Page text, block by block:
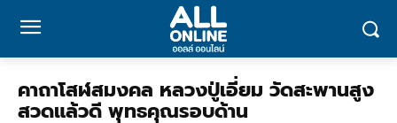
คาถาโสฬสมงคล หลวงปู่เอี่ยม วัดสะพานสูง
สวดแล้วดี พุทธคุณรอบด้าน